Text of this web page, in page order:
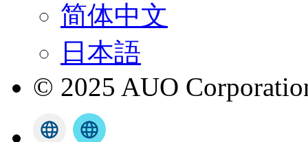
简体中文
日本語
© 2025 AUO